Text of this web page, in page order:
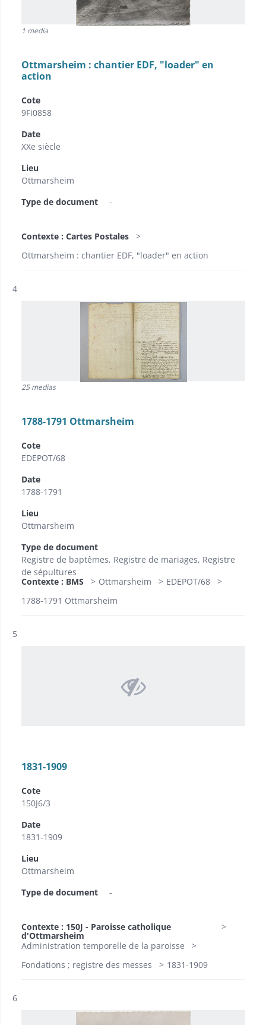
1 media
Ottmarsheim : chantier EDF, "loader" en
action
Cote
9Fi0858
Date
XXe siècle
Lieu
Ottmarsheim
Type de document
-
Contexte : Cartes Postales
Ottmarsheim : chantier EDF, "loader" en action
Résultat n°
4
25 medias
1788-1791 Ottmarsheim
Cote
EDEPOT/68
Date
1788-1791
Lieu
Ottmarsheim
Type de document
Registre de baptêmes, Registre de mariages, Registre
de sépultures
Contexte : BMS
Ottmarsheim
EDEPOT/68
1788-1791 Ottmarsheim
Résultat n°
5
1831-1909​
Cote
150J6/3
Date
1831-1909​
Lieu
Ottmarsheim
Type de document
-
Contexte : 150J - Paroisse catholique
d'Ottmarsheim
Administration temporelle de la paroisse
Fondations ; registre des messes
1831-1909​
Résultat n°
6